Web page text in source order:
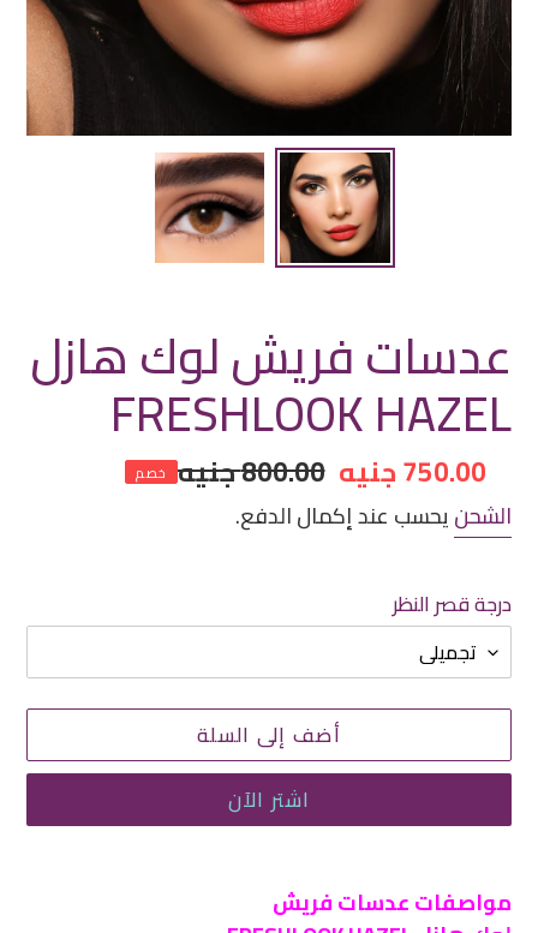
عدسات فريش لوك هازل
FRESHLOOK HAZEL
سعر
مخفض
750.00 جنيه سعر
عادي
800.00 جنيه خصم
الشحنيحسب عند إكمال الدفع.
درجة قصر النظر
أضف إلى السلة
اشتر الآن
منتج
مواصفات عدسات فريش